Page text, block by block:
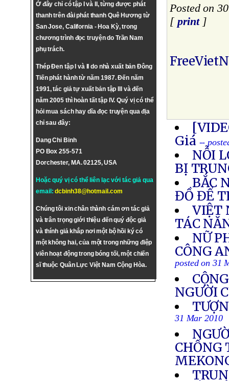
Ở đây chỉ có tập I và II, từng được phát
thanh trên đài phát thanh Quê Hương từ
San Jose, California - Hoa Kỳ, trong
chương trình đọc truyện do Trần Nam
phụ trách.
Thép Đen tập I và II do nhà xuất bản Đông
Tiến phát hành từ năm 1987. Đến năm
1991, tác giả tự xuất bản tập III và đến
năm 2005 thì hoàn tất tập IV. Quý vị có thể
hỏi mua sách hay dĩa đọc truyện qua địa
chỉ sau đây:
Dang Chi Binh
PO Box 255-571
Dorchester, MA. 02125, USA
Hoặc quý vị có thể liên lạc với tác giả qua
email:dcbinh38@hotmail.com
Chúng tôi xin chân thành cám ơn tác giả
và trân trọng giới thiệu đến quý độc giả
và thính giả khắp nơi một bộ hồi ký có
một không hai, của một trong những điệp
viên hoạt động trong bóng tối, một chiến
sĩ thuộc Quân Lực Việt Nam Cộng Hòa.
Posted on
[ print]
Giá --
NỖI
BỊ
BẮC
ĐỒ ĐỂ
VIỆT
TÁC
NỮ
CÔNG
posted on 31
NGƯỜI
31 Mar 2010
CHỐNG